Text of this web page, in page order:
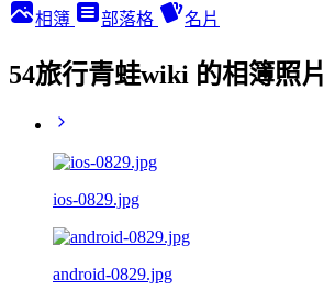
相簿 部落格 名片
54旅行青蛙wiki 的相簿照片
ios-0829.jpg
android-0829.jpg